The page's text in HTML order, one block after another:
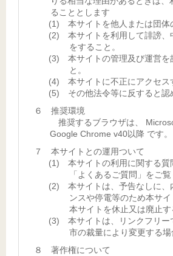
ることとします
(1) 本サイトを他人または団体
(2) 本サイトを利用して誹謗、
をすること。
(3) 本サイトの管理及び運営を
と。
(4) 本サイトに不正にアクセス
(5) その他法令等に反すると認
６ 推奨環境
推奨するブラウザは、
Google Chrome v40以降 です。
７ 本サイトとの運用ついて
(1) 本サイトの利用に関する質
「よくあるご質問」をご覧
(2) 本サイトは、予告なしに、
ンスや停電等のため本サ
本サイトを休止又は廃止す
(3) 本サイトは、リンクフリー
市の裁量により変更する場
８ 著作権について